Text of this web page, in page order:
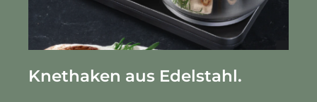
Knethaken aus Edelstahl.